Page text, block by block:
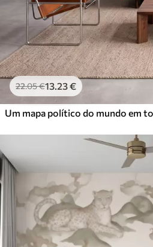
22.05€13.23€